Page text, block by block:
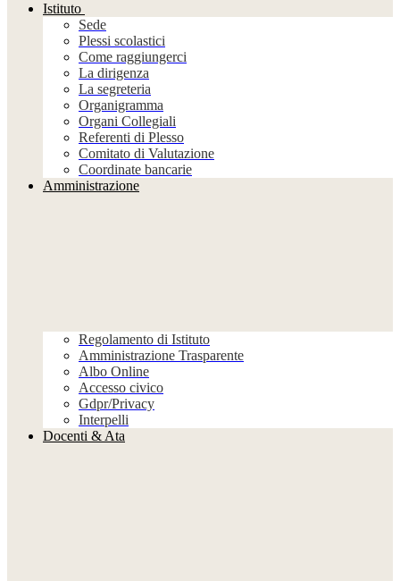
Istituto
Sede
Plessi scolastici
Come raggiungerci
La dirigenza
La segreteria
Organigramma
Organi Collegiali
Referenti di Plesso
Comitato di Valutazione
Coordinate bancarie
Amministrazione
Regolamento di Istituto
Amministrazione Trasparente
Albo Online
Accesso civico
Gdpr/Privacy
Interpelli
Docenti & Ata